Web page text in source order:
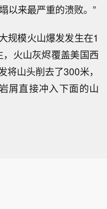
以来最严重的溃败。”
规模火山爆发发生在1
火山灰烬覆盖美国西
将山头削去了300米，
屑直接冲入下面的山